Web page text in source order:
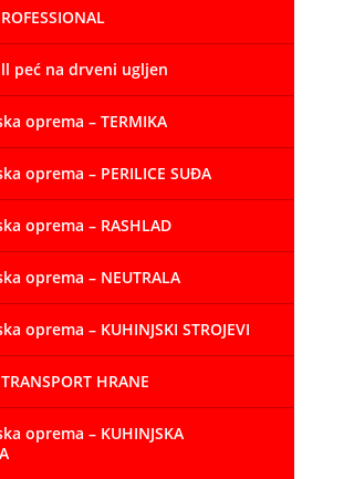
peć na drveni ugljen
oprema – TERMIKA
oprema – PERILICE SUĐA
oprema – RASHLAD
oprema – NEUTRALA
oprema – KUHINJSKI STROJEVI
HRANE
oprema – KUHINJSKA